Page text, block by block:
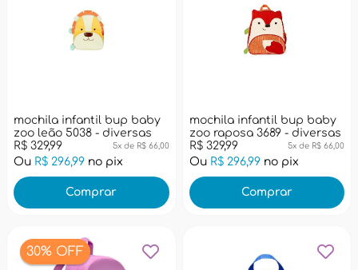
mochila infantil bup baby
zoo leão 5038 - diversas
R$ 329,99
5x de R$ 66,00
Ou R$ 296,99 no pix
Comprar
mochila infantil bup baby
zoo raposa 3689 - diversas
R$ 329,99
5x de R$ 66,00
Ou R$ 296,99no pix
Comprar
30% OFF